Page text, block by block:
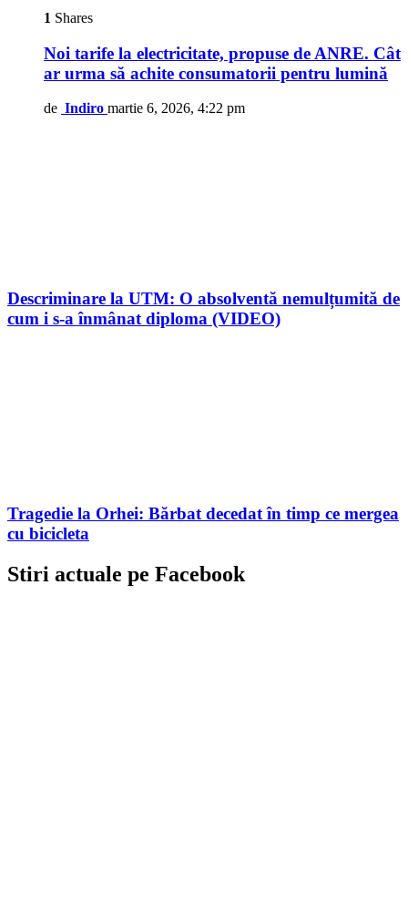
1 Shares
Noi tarife la electricitate, propuse de ANRE. Cât
ar urma să achite consumatorii pentru lumină
de Indiro martie 6, 2026, 4:22 pm
Descriminare la UTM: O absolventă nemulțumită de
cum i s-a înmânat diploma (VIDEO)
Tragedie la Orhei: Bărbat decedat în timp ce mergea
cu bicicleta
Stiri actuale pe Facebook